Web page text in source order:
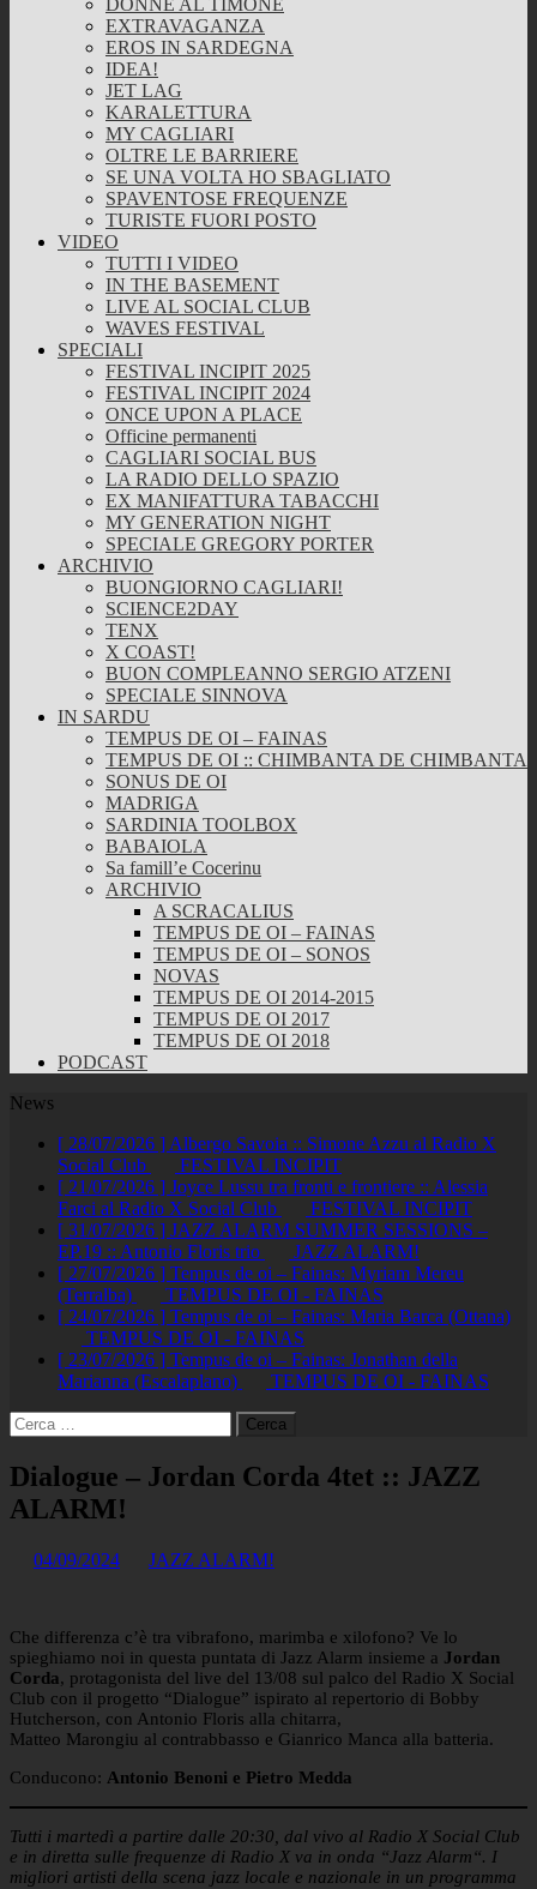
DONNE AL TIMONE
EXTRAVAGANZA
EROS IN SARDEGNA
IDEA!
JET LAG
KARALETTURA
MY CAGLIARI
OLTRE LE BARRIERE
SE UNA VOLTA HO SBAGLIATO
SPAVENTOSE FREQUENZE
TURISTE FUORI POSTO
VIDEO
TUTTI I VIDEO
IN THE BASEMENT
LIVE AL SOCIAL CLUB
WAVES FESTIVAL
SPECIALI
FESTIVAL INCIPIT 2025
FESTIVAL INCIPIT 2024
ONCE UPON A PLACE
Officine permanenti
CAGLIARI SOCIAL BUS
LA RADIO DELLO SPAZIO
EX MANIFATTURA TABACCHI
MY GENERATION NIGHT
SPECIALE GREGORY PORTER
ARCHIVIO
BUONGIORNO CAGLIARI!
SCIENCE2DAY
TENX
X COAST!
BUON COMPLEANNO SERGIO ATZENI
SPECIALE SINNOVA
IN SARDU
TEMPUS DE OI – FAINAS
TEMPUS DE OI :: CHIMBANTA DE CHIMBANTA
SONUS DE OI
MADRIGA
SARDINIA TOOLBOX
BABAIOLA
Sa famill’e Cocerinu
ARCHIVIO
A SCRACALIUS
TEMPUS DE OI – FAINAS
TEMPUS DE OI – SONOS
NOVAS
TEMPUS DE OI 2014-2015
TEMPUS DE OI 2017
TEMPUS DE OI 2018
PODCAST
News
[ 28/07/2026 ] Albergo Savoia :: Simone Azzu al Radio X
Social Club
FESTIVAL INCIPIT
[ 21/07/2026 ] Joyce Lussu tra fronti e frontiere :: Alessia
Farci al Radio X Social Club
FESTIVAL INCIPIT
[ 31/07/2026 ] JAZZ ALARM SUMMER SESSIONS –
EP.19 :: Antonio Floris trio
JAZZ ALARM!
[ 27/07/2026 ] Tempus de oi – Fainas: Myriam Mereu
(Terralba)
TEMPUS DE OI - FAINAS
[ 24/07/2026 ] Tempus de oi – Fainas: Maria Barca (Ottana)
TEMPUS DE OI - FAINAS
[ 23/07/2026 ] Tempus de oi – Fainas: Jonathan della
Marianna (Escalaplano)
TEMPUS DE OI - FAINAS
Ricerca
per:
Dialogue – Jordan Corda 4tet :: JAZZ
ALARM!
04/09/2024 JAZZ ALARM!
Che differenza c’è tra vibrafono, marimba e xilofono? Ve lo
spieghiamo noi in questa puntata di Jazz Alarm insieme a Jordan
Corda, protagonista del live del 13/08 sul palco del Radio X Social
Club con il progetto “Dialogue” ispirato al repertorio di Bobby
Hutcherson, con Antonio Floris alla chitarra,
Matteo Marongiu al contrabbasso e Gianrico Manca alla batteria.
Conducono: Antonio Benoni e Pietro Medda
Tutti i martedì a partire dalle 20:30, dal vivo al Radio X Social Club
e in diretta sulle frequenze di Radio X va in onda “Jazz Alarm“. I
migliori artisti della scena jazz locale e nazionale in un programma